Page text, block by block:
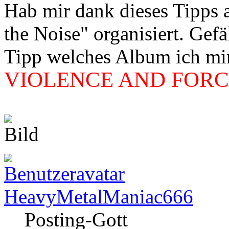
Hab mir dank dieses
the Noise" organisiert.
Tipp welches Album ich
VIOLENCE AND
HeavyMetalManiac666
Posting-Gott